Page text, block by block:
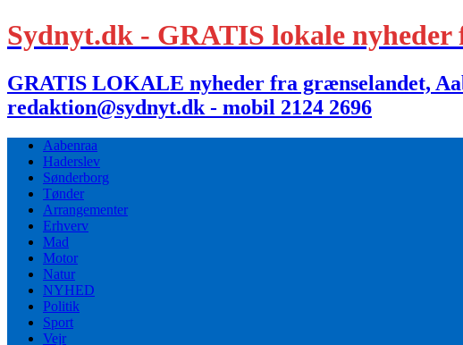
Sydnyt.dk - GRATIS lokale
GRATIS LOKALE nyheder fra grænselandet,
redaktion@sydnyt.dk - mobil 2124 2696
Aabenraa
Haderslev
Sønderborg
Tønder
Arrangementer
Erhverv
Mad
Motor
Natur
NYHED
Politik
Sport
Vejr